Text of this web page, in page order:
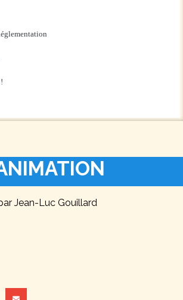
Jean-Luc Gouillard